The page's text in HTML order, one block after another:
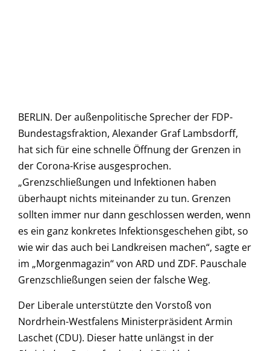
BERLIN. Der außenpolitische Sprecher der FDP-
Bundestagsfraktion, Alexander Graf Lambsdorff,
hat sich für eine schnelle Öffnung der Grenzen in
der Corona-Krise ausgesprochen.
„Grenzschließungen und Infektionen haben
überhaupt nichts miteinander zu tun. Grenzen
sollten immer nur dann geschlossen werden, wenn
es ein ganz konkretes Infektionsgeschehen gibt, so
wie wir das auch bei Landkreisen machen“, sagte er
im „Morgenmagazin“ von ARD und ZDF. Pauschale
Grenzschließungen seien der falsche Weg.
Der Liberale unterstützte den Vorstoß von
Nordrhein-Westfalens Ministerpräsident Armin
Laschet (CDU). Dieser hatte unlängst in der